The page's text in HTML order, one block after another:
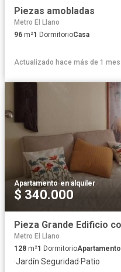
Piezas amobladas
Metro El Llano
96 m²1 DormitorioCasa
Actualizado hace más de 1 mes
Apartamento·en alquiler
$ 340.000
Metro El Llano
128 m²1 DormitorioApartamento
·Jardín·Seguridad·Patio